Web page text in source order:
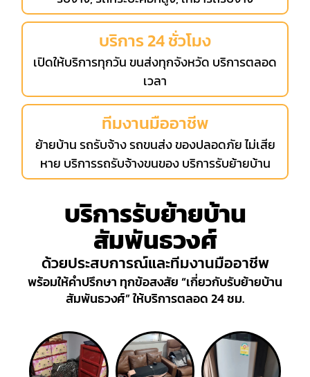
บริการ 24 ชั่วโมง
เปิดให้บริการทุกวัน ขนส่งทุกจังหวัด บริการตลอด
เวลา
ทีมงานมืออาชีพ
ย้ายบ้าน รถรับจ้าง รถขนส่ง ของปลอดภัย ไม่เสีย
หาย บริการรถรับจ้างขนของ บริการรับย้ายบ้าน
บริการรับย้ายบ้าน
สัมพันธวงศ์
ด้วยประสบการณ์และทีมงานมืออาชีพ
พร้อมให้คำปรึกษา ทุกข้อสงสัย “เกี่ยวกับรับย้ายบ้าน
สัมพันธวงศ์” ให้บริการตลอด 24 ชม.